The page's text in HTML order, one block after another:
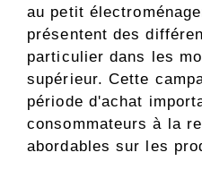
au petit
présentent des
particulier dans les
supérieur. Cette
période d'achat
consommateurs à la
abordables sur les